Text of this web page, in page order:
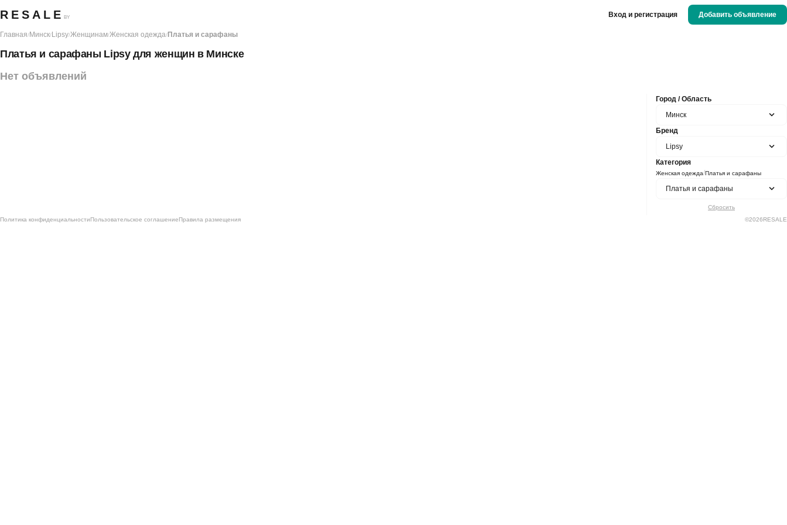
RESALE BY Вход и регистрация Добавить объявление
Главная/Минск/Lipsy/Женщинам/Женская одежда/Платья и сарафаны
Платья и сарафаны Lipsy для женщин в Минске
Город / Область
Минск
Бренд
Lipsy
Категория
Женская одежда/Платья и сарафаны
Платья и сарафаны
Сбросить
Нет объявлений
Политика конфиденциальностиПользовательское соглашениеПравила размещения ©2026RESALE